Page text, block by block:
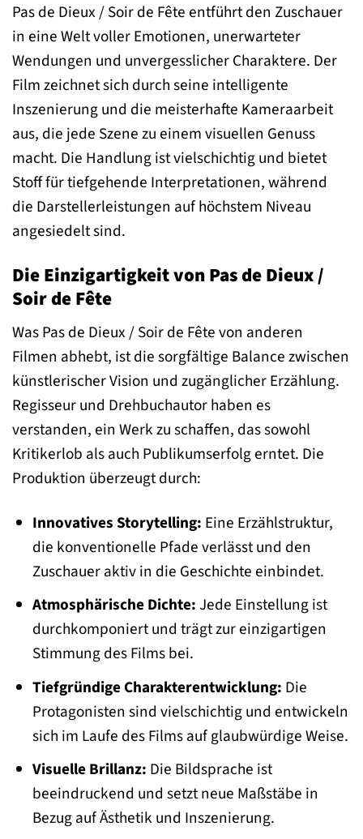
Pas de Dieux / Soir de Fête entführt den Zuschauer
in eine Welt voller Emotionen, unerwarteter
Wendungen und unvergesslicher Charaktere. Der
Film zeichnet sich durch seine intelligente
Inszenierung und die meisterhafte Kameraarbeit
aus, die jede Szene zu einem visuellen Genuss
macht. Die Handlung ist vielschichtig und bietet
Stoff für tiefgehende Interpretationen, während
die Darstellerleistungen auf höchstem Niveau
angesiedelt sind.
Die Einzigartigkeit von Pas de Dieux /
Soir de Fête
Was Pas de Dieux / Soir de Fête von anderen
Filmen abhebt, ist die sorgfältige Balance zwischen
künstlerischer Vision und zugänglicher Erzählung.
Regisseur und Drehbuchautor haben es
verstanden, ein Werk zu schaffen, das sowohl
Kritikerlob als auch Publikumserfolg erntet. Die
Produktion überzeugt durch:
Innovatives Storytelling: Eine Erzählstruktur,
die konventionelle Pfade verlässt und den
Zuschauer aktiv in die Geschichte einbindet.
Atmosphärische Dichte:Jede Einstellung ist
durchkomponiert und trägt zur einzigartigen
Stimmung des Films bei.
Tiefgründige Charakterentwicklung: Die
Protagonisten sind vielschichtig und entwickeln
sich im Laufe des Films auf glaubwürdige Weise.
Visuelle Brillanz: Die Bildsprache ist
beeindruckend und setzt neue Maßstäbe in
Bezug auf Ästhetik und Inszenierung.